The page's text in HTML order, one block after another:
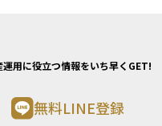
運用に役立つ情報をいち早くGET!
無料LINE登録